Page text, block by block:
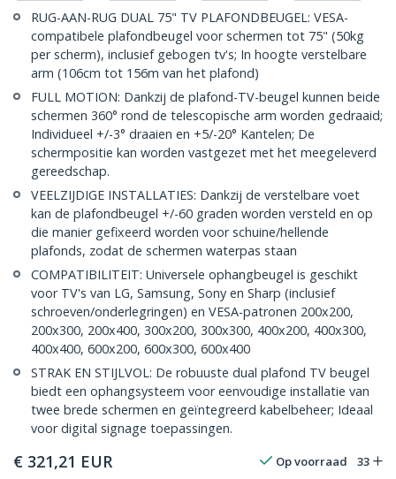
RUG-AAN-RUG DUAL 75" TV PLAFONDBEUGEL: VESA-
compatibele plafondbeugel voor schermen tot 75" (50kg
per scherm), inclusief gebogen tv's; In hoogte verstelbare
arm (106cm tot 156m van het plafond)
FULL MOTION: Dankzij de plafond-TV-beugel kunnen beide
schermen 360° rond de telescopische arm worden gedraaid;
Individueel +/-3° draaien en +5/-20° Kantelen; De
schermpositie kan worden vastgezet met het meegeleverd
gereedschap.
VEELZIJDIGE INSTALLATIES: Dankzij de verstelbare voet
kan de plafondbeugel +/-60 graden worden versteld en op
die manier gefixeerd worden voor schuine/hellende
plafonds, zodat de schermen waterpas staan
COMPATIBILITEIT: Universele ophangbeugel is geschikt
voor TV's van LG, Samsung, Sony en Sharp (inclusief
schroeven/onderlegringen) en VESA-patronen 200x200,
200x300, 200x400, 300x200, 300x300, 400x200, 400x300,
400x400, 600x200, 600x300, 600x400
STRAK EN STIJLVOL: De robuuste dual plafond TV beugel
biedt een ophangsysteem voor eenvoudige installatie van
twee brede schermen en geïntegreerd kabelbeheer; Ideaal
voor digital signage toepassingen.
€ 321,21 EUR Op voorraad 33